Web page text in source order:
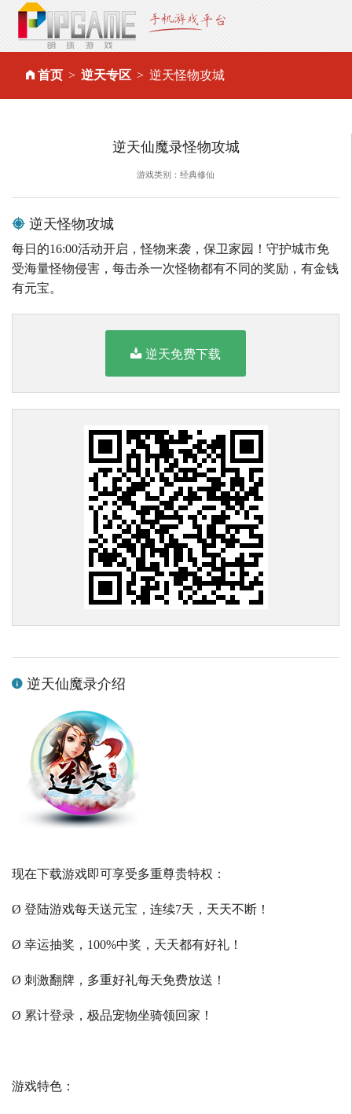
首页 逆天专区 逆天怪物攻城
逆天仙魔录怪物攻城
游戏类别：经典修仙
逆天怪物攻城
每日的16:00活动开启，怪物来袭，保卫家园！守护城市免
受海量怪物侵害，每击杀一次怪物都有不同的奖励，有金钱
有元宝。
逆天免费下载
逆天仙魔录介绍
现在下载游戏即可享受多重尊贵特权：
Ø 登陆游戏每天送元宝，连续7天，天天不断！
Ø 幸运抽奖，100%中奖，天天都有好礼！
Ø 刺激翻牌，多重好礼每天免费放送！
Ø 累计登录，极品宠物坐骑领回家！
游戏特色：